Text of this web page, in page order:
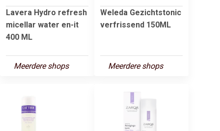
Lavera Hydro refresh
micellar water en-it
400 ML
Meerdere shops
Weleda Gezichtstonic
verfrissend 150ML
Meerdere shops